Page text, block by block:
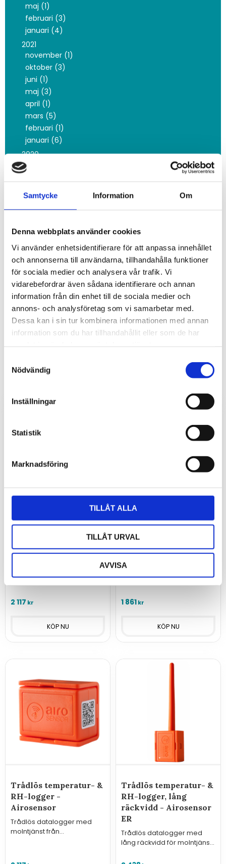
Samtycke Information Om
Denna webbplats använder cookies
Vi använder enhetsidentifierare för att anpassa innehållet
och annonserna till användarna, tillhandahålla funktioner
för sociala medier och analysera vår trafik. Vi
vidarebefordrar även sådana identifierare och annan
information från din enhet till de sociala medier och
annons- och analysföretag som vi samarbetar med.
Dessa kan i sin tur kombinera informationen med annan
information som du har tillhandahållit eller som de har
Nödvändig
Inställningar
Statistik
Marknadsföring
TILLÅT ALLA
TILLÅT URVAL
AVVISA
maj (1)
februari (3)
januari (4)
2021
november (1)
oktober (3)
juni (1)
maj (3)
april (1)
mars (5)
februari (1)
januari (6)
2020
december (1)
september (3)
mars (4)
januari (8)
2019
december (2)
november (3)
oktober (1)
augusti (1)
Relaterade produkter
Trådlös
temperaturlogger lång
T ER
lång räckvidd och molntjänst
övervakning av temperatur
2 117 kr
Trådlös
temperaturlogger -
molntjänst från
SenseAnywhere för
övervakning av temperatur
1 861kr
Trådlös temperatur- &
RH-logger -
Airosensor
Trådlös datalogger med
molntjänst från
luftfuktighet och rörelse.
Trådlös temperatur- &
RH-logger, lång
räckvidd - Airosensor
ER
Trådlös datalogger med
lång räckvidd för molntjänst
övervakning av temperatur,